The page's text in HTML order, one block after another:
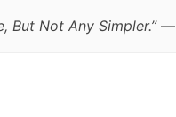
But Not Any Simpler.”—